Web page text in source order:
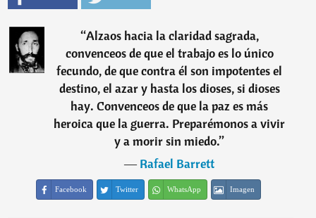
“Alzaos hacia la claridad sagrada,
convenceos de que el trabajo es lo único
fecundo, de que contra él son impotentes el
destino, el azar y hasta los dioses, si dioses
hay. Convenceos de que la paz es más
heroica que la guerra. Preparémonos a vivir
y a morir sin miedo.”
―Rafael Barrett
Facebook Twitter WhatsApp Imagen